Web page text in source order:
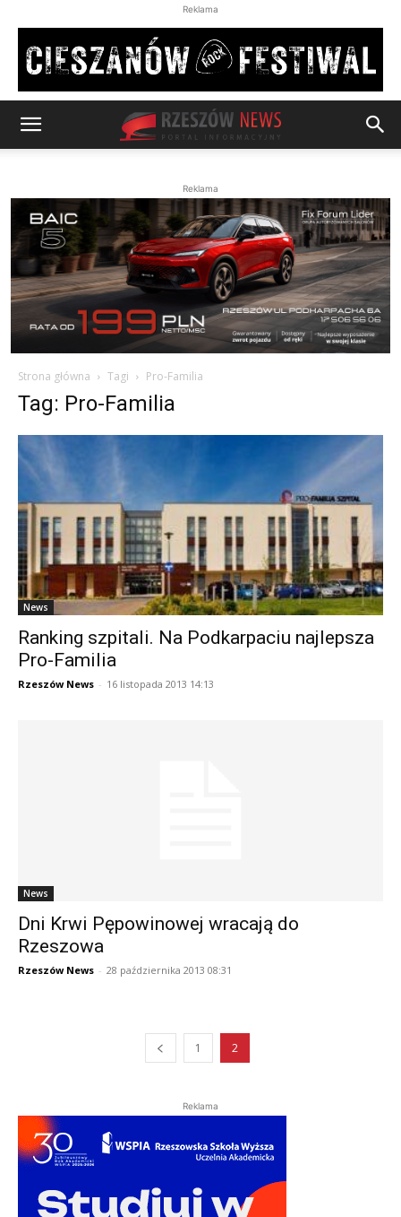
Reklama
Reklama
Strona główna Tagi Pro-Familia
Tag: Pro-Familia
News
Ranking szpitali. Na Podkarpaciu najlepsza
Pro-Familia
Rzeszów News - 16 listopada 2013 14:13
News
Dni Krwi Pępowinowej wracają do
Rzeszowa
Rzeszów News - 28 października 2013 08:31
1 2
Reklama